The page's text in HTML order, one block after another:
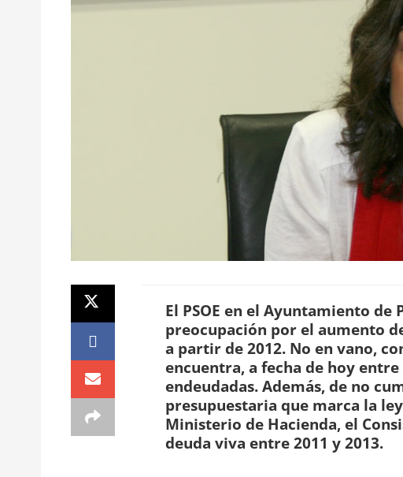
El PSOE en el Ayuntamiento
preocupación por el aumento
a partir de 2012. No en vano,
encuentra, a fecha de hoy
endeudadas. Además, de no
presupuestaria que marca la
Ministerio de Hacienda, el
deuda viva entre 2011 y 2013.